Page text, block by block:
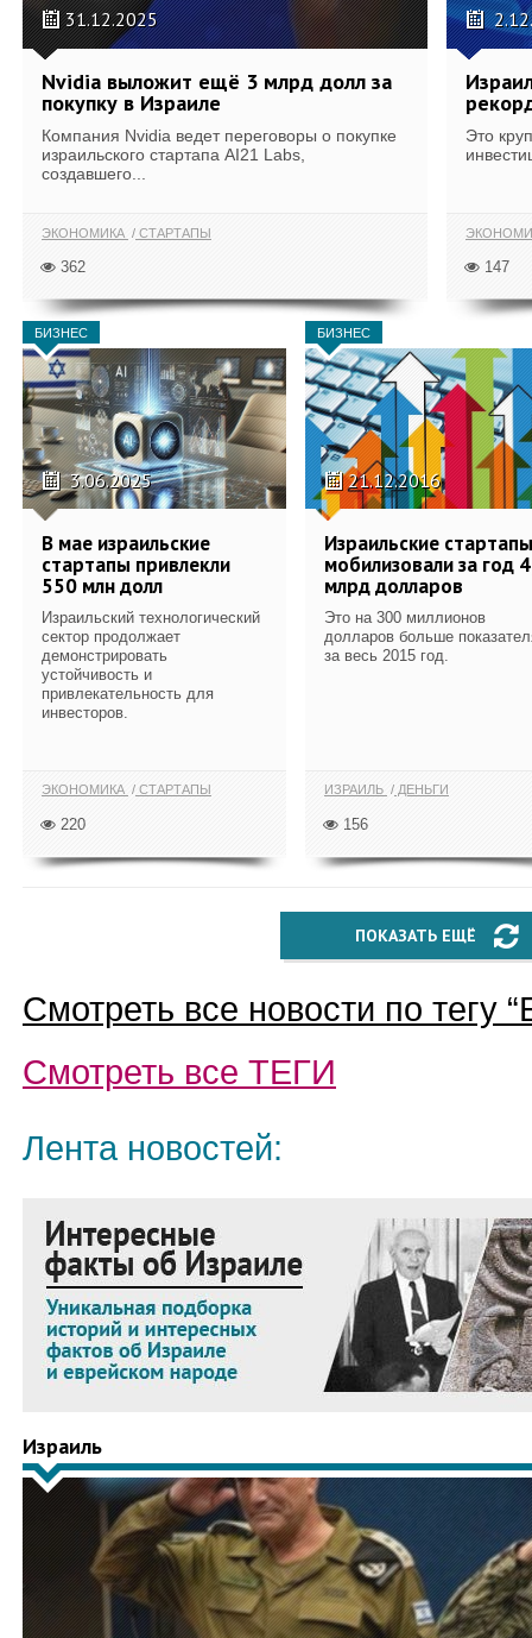
31.12.2025
Nvidia выложит ещё 3 млрд долл за
покупку в Израиле
Компания Nvidia ведет переговоры о покупке
израильского стартапа AI21 Labs,
создавшего...
ЭКОНОМИКА СТАРТАПЫ
362
Это
147
БИЗНЕС
3.06.2025
В мае израильские
стартапы привлекли
550 млн долл
Израильский технологический
сектор продолжает
демонстрировать
устойчивость и
привлекательность для
инвесторов.
ЭКОНОМИКА СТАРТАПЫ
220
БИЗНЕС
21.12.2016
Израильские стартапы
мобилизовали за год
млрд долларов
Это на 300 миллионов
долларов больше
за весь 2015 год.
ИЗРАИЛЬ ДЕНЬГИ
156
ПОКАЗАТЬ ЕЩЁ
Смотреть все новости по тегу “
Смотреть все ТЕГИ
Лента новостей:
Израиль